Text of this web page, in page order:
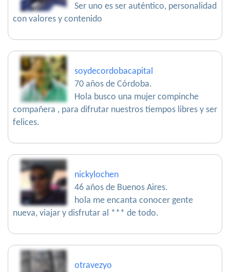
Ser uno es ser auténtico, personalidad
con valores y contenido
soydecordobacapital
70 años de Córdoba.
Hola busco una mujer compinche
compañera , para difrutar nuestros tiempos libres y ser
felices.
nickylochen
46 años de Buenos Aires.
hola me encanta conocer gente
nueva, viajar y disfrutar al *** de todo.
otravezyo